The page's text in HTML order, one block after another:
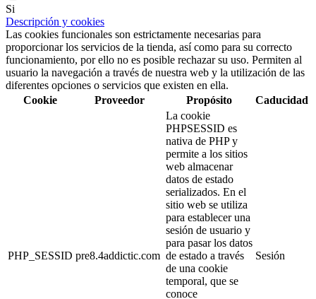
Si
Descripción y cookies
Las cookies funcionales son estrictamente necesarias para
proporcionar los servicios de la tienda, así como para su correcto
funcionamiento, por ello no es posible rechazar su uso. Permiten al
usuario la navegación a través de nuestra web y la utilización de las
diferentes opciones o servicios que existen en ella.
Cookie
Proveedor Propósito Caducidad
PHP_SESSID pre8.4addictic.com
La cookie
PHPSESSID es
nativa de PHP y
permite a los sitios
web almacenar
datos de estado
serializados. En el
sitio web se utiliza
para establecer una
sesión de usuario y
para pasar los datos
de estado a través
de una cookie
temporal, que se
conoce
Sesión